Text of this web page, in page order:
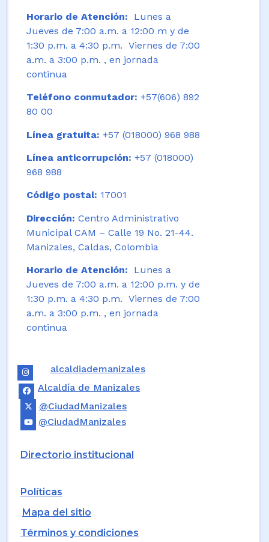
Horario de Atención:
Lunes a
Jueves de 7:00 a.m. a 12:00 m y de
1:30 p.m. a 4:30 p.m. Viernes de 7:00
a.m. a 3:00 p.m. , en jornada
continua
Teléfono conmutador: +57(606) 892
80 00
Línea gratuita: +57 (018000) 968 988
Línea anticorrupción: +57 (018000)
968 988
Código postal: 17001
Dirección: Centro Administrativo
Municipal CAM – Calle 19 No. 21-44.
Manizales, Caldas, Colombia
Horario de Atención: Lunes a
Jueves de 7:00 a.m. a 12:00 p.m. y de
1:30 p.m. a 4:30 p.m. Viernes de 7:00
a.m. a 3:00 p.m. , en jornada
continua
alcaldiademanizales
Alcaldía de Manizales
@CiudadManizales
@CiudadManizales
Directorio institucional
Políticas
Mapa del sitio
Términos y condiciones